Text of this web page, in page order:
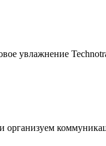
увлажнение
организуем